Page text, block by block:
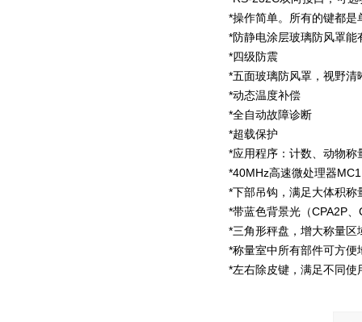
*操作简单。所有的键都
*防静电涂层玻璃防风罩
*四级防震
*五面玻璃防风罩，视野清
*动态温度补偿
*全自动故障诊断
*超载保护
*应用程序：计数、动物
*40MHz高速微处理器MC1
*下部吊钩，满足大体积称
*带蓝色背景光（CPA2P
*三角形秤盘，增大称量区
*称量室中所有部件可方便
*左右除皮键，满足不同使